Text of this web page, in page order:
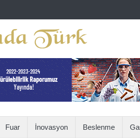
Fuar İnovasyon Beslenme